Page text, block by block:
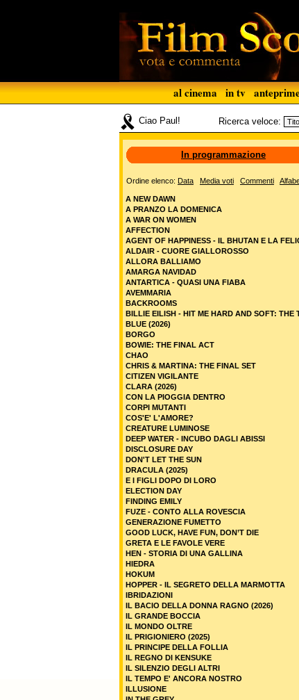
al cinema in tv
Ciao Paul! Ricerca veloce:
In programmazione
Ordine elenco: Data Media voti Commenti
A NEW DAWN
A PRANZO LA DOMENICA
A WAR ON WOMEN
AFFECTION
AGENT OF HAPPINESS - IL BHUTAN E LA
ALDAIR - CUORE GIALLOROSSO
ALLORA BALLIAMO
AMARGA NAVIDAD
ANTARTICA - QUASI UNA FIABA
AVEMMARIA
BACKROOMS
BILLIE EILISH - HIT ME HARD AND SOFT: THE
BLUE (2026)
BORGO
BOWIE: THE FINAL ACT
CHAO
CHRIS & MARTINA: THE FINAL SET
CITIZEN VIGILANTE
CLARA (2026)
CON LA PIOGGIA DENTRO
CORPI MUTANTI
COS'E' L'AMORE?
CREATURE LUMINOSE
DEEP WATER - INCUBO DAGLI ABISSI
DISCLOSURE DAY
DON'T LET THE SUN
DRACULA (2025)
E I FIGLI DOPO DI LORO
ELECTION DAY
FINDING EMILY
FUZE - CONTO ALLA ROVESCIA
GENERAZIONE FUMETTO
GOOD LUCK, HAVE FUN, DON’T DIE
GRETA E LE FAVOLE VERE
HEN - STORIA DI UNA GALLINA
HIEDRA
HOKUM
HOPPER - IL SEGRETO DELLA MARMOTTA
IBRIDAZIONI
IL BACIO DELLA DONNA RAGNO (2026)
IL GRANDE BOCCIA
IL MONDO OLTRE
IL PRIGIONIERO (2025)
IL PRINCIPE DELLA FOLLIA
IL REGNO DI KENSUKE
IL SILENZIO DEGLI ALTRI
IL TEMPO E' ANCORA NOSTRO
ILLUSIONE